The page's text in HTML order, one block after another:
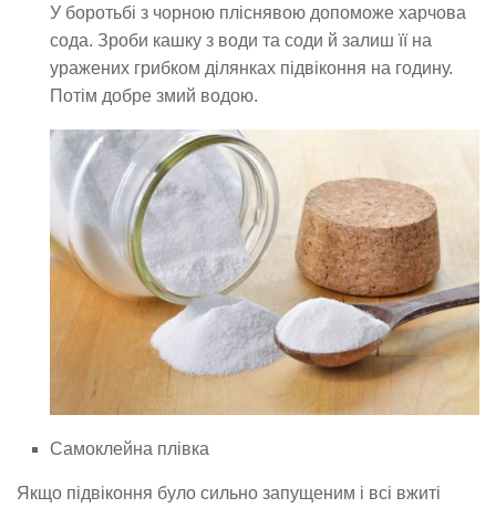
У боротьбі з чорною пліснявою допоможе харчова
сода. Зроби кашку з води та соди й залиш її на
уражених грибком ділянках підвіконня на годину.
Потім добре змий водою.
Самоклейна плівка
Якщо підвіконня було сильно запущеним і всі вжиті